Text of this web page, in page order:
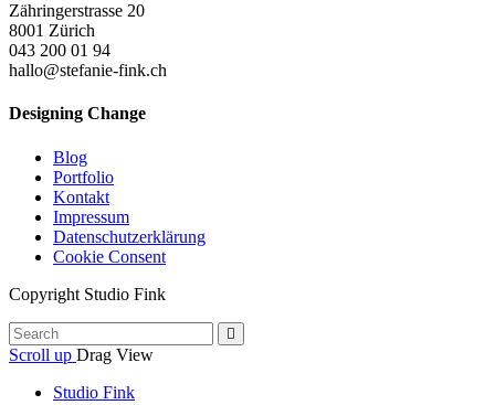
Zähringerstrasse 20
8001 Zürich
043 200 01 94
hallo@stefanie-fink.ch
Designing Change
Blog
Portfolio
Kontakt
Impressum
Datenschutzerklärung
Cookie Consent
Copyright Studio Fink
Scroll up Drag View
Studio Fink